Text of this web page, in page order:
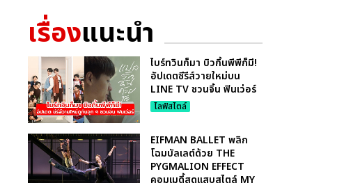
เรื่องแนะนำ
ไบร์ทวินก็มา บิวกิ้นพีพีก็มี!
อัปเดตซีรีส์วายใหม่บน
LINE TV ชวนจิ้น ฟินเว่อร์
ไลฟ์สไตล์
EIFMAN BALLET พลิก
โฉมบัลเลต์ด้วย THE
PYGMALION EFFECT